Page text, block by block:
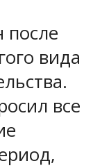
после
вида
все